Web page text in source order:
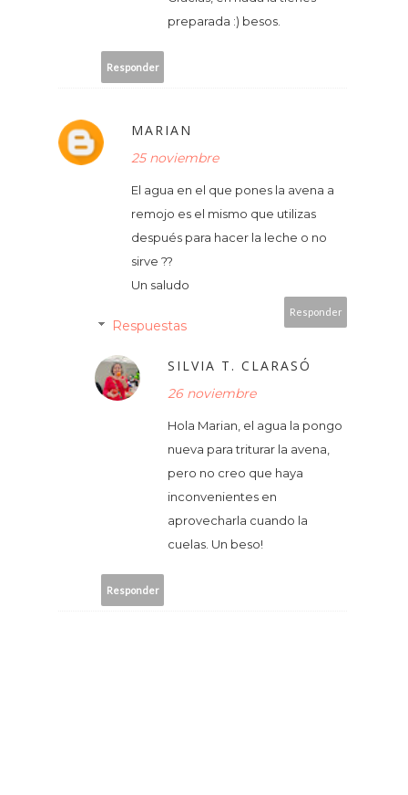
preparada :) besos.
Responder
MARIAN
25 noviembre
El agua en el que pones la avena a
remojo es el mismo que utilizas
después para hacer la leche o no
sirve ??
Un saludo
Responder
Respuestas
SILVIA T. CLARASÓ
26 noviembre
Hola Marian, el agua la pongo
nueva para triturar la avena,
pero no creo que haya
inconvenientes en
aprovecharla cuando la
cuelas. Un beso!
Responder